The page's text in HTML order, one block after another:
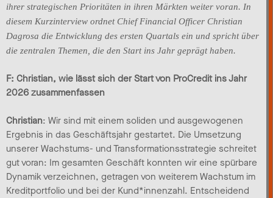
ihrer strategischen Prioritäten in ihren Märkten weiter voran. In
diesem Kurzinterview ordnet Chief Financial Officer Christian
Dagrosa die Entwicklung des ersten Quartals ein und spricht über
die zentralen Themen, die den Start ins Jahr geprägt haben.
F: Christian, wie lässt sich der Start von ProCredit ins Jahr
2026 zusammenfassen
Christian: Wir sind mit einem soliden und ausgewogenen
Ergebnis in das Geschäftsjahr gestartet. Die Umsetzung
unserer Wachstums- und Transformationsstrategie schreitet
gut voran: Im gesamten Geschäft konnten wir eine spürbare
Dynamik verzeichnen, getragen von weiterem Wachstum im
Kreditportfolio und bei der Kund*innenzahl. Entscheidend